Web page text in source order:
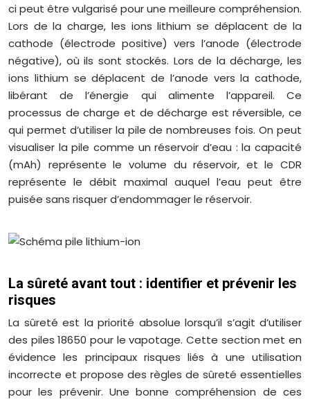
ci peut être vulgarisé pour une meilleure compréhension.
Lors de la charge, les ions lithium se déplacent de la
cathode (électrode positive) vers l’anode (électrode
négative), où ils sont stockés. Lors de la décharge, les
ions lithium se déplacent de l’anode vers la cathode,
libérant de l’énergie qui alimente l’appareil. Ce
processus de charge et de décharge est réversible, ce
qui permet d’utiliser la pile de nombreuses fois. On peut
visualiser la pile comme un réservoir d’eau : la capacité
(mAh) représente le volume du réservoir, et le CDR
représente le débit maximal auquel l’eau peut être
puisée sans risquer d’endommager le réservoir.
La sûreté avant tout : identifier et prévenir les
risques
La sûreté est la priorité absolue lorsqu’il s’agit d’utiliser
des piles 18650 pour le vapotage. Cette section met en
évidence les principaux risques liés à une utilisation
incorrecte et propose des règles de sûreté essentielles
pour les prévenir. Une bonne compréhension de ces